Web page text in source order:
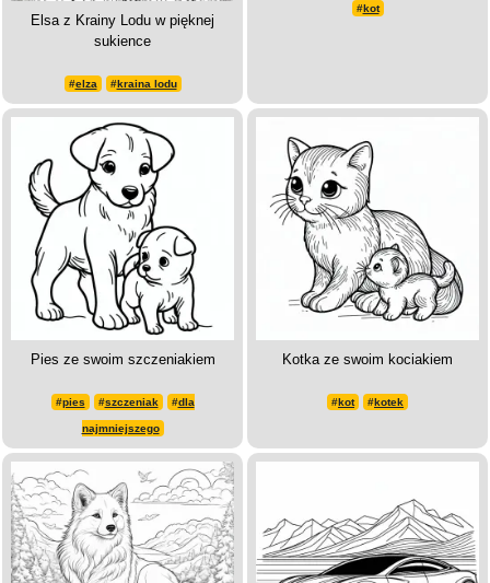
Elsa z Krainy Lodu w pięknej
sukience
#elza #kraina lodu
#kot
Pies ze swoim szczeniakiem
#pies #szczeniak #dla
najmniejszego
Kotka ze swoim kociakiem
#kot #kotek